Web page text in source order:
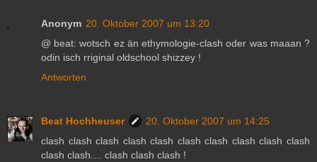
Anonym 20. Oktober 2007 um 13:20
@ beat: wotsch ez än ethymologie-clash oder was maaan ?
odin isch rriginal oldschool shizzey !
Antworten
Beat Hochheuser
20. Oktober 2007 um 14:25
clash clash clash clash clash clash clash clash clash clash
clash clash.... clash clash clash !